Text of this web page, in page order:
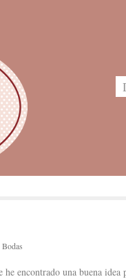
he encontrado una buena